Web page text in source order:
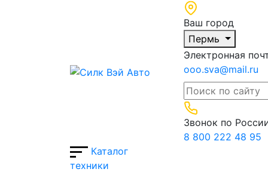
Ваш город
Пермь
Электронная
ooo.sva@mail.ru
Звонок по
8 800 222 48 95
Каталог
техники